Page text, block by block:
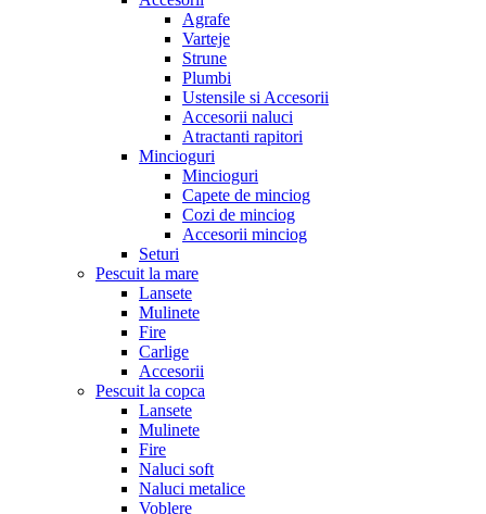
Agrafe
Varteje
Strune
Plumbi
Ustensile si Accesorii
Accesorii naluci
Atractanti rapitori
Mincioguri
Mincioguri
Capete de minciog
Cozi de minciog
Accesorii minciog
Seturi
Pescuit la mare
Lansete
Mulinete
Fire
Carlige
Accesorii
Pescuit la copca
Lansete
Mulinete
Fire
Naluci soft
Naluci metalice
Voblere